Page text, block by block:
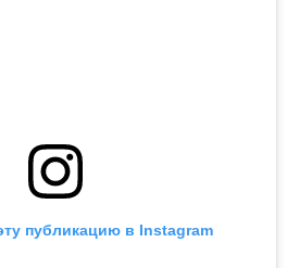
публикацию в Instagram